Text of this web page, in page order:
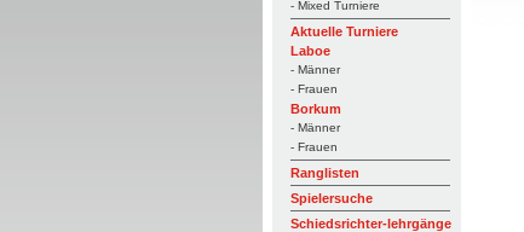
- Mixed Turniere
Aktuelle Turniere
Laboe
- Männer
- Frauen
Borkum
- Männer
- Frauen
Ranglisten
Spielersuche
Schiedsrichter-lehrgänge